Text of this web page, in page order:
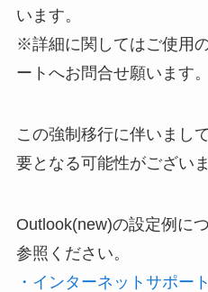
います。
※詳細に関してはご使用
ートへお問合せ願います。
この強制移行に伴いまし
要となる可能性がございま
Outlook(new)の設定例に
参照ください。
・インターネットサポ